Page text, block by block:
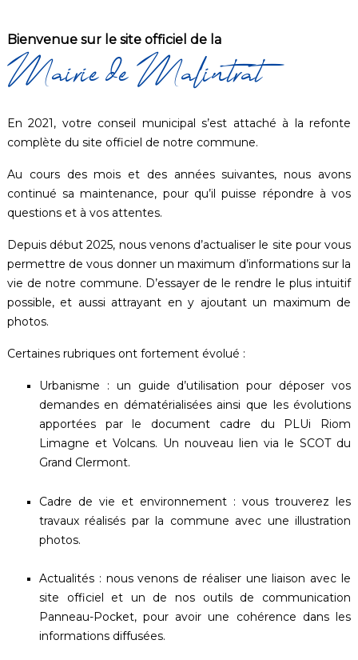
Bienvenue sur le site officiel de la
Mairie de Malintrat
En 2021, votre conseil municipal s’est attaché à la refonte
complète du site officiel de notre commune.
Au cours des mois et des années suivantes, nous avons
continué sa maintenance, pour qu’il puisse répondre à vos
questions et à vos attentes.
Depuis début 2025, nous venons d’actualiser le site pour vous
permettre de vous donner un maximum d’informations sur la
vie de notre commune. D’essayer de le rendre le plus intuitif
possible, et aussi attrayant en y ajoutant un maximum de
photos.
Certaines rubriques ont fortement évolué :
Urbanisme : un guide d’utilisation pour déposer vos
demandes en dématérialisées ainsi que les évolutions
apportées par le document cadre du PLUi Riom
Limagne et Volcans. Un nouveau lien via le SCOT du
Grand Clermont.
Cadre de vie et environnement : vous trouverez les
travaux réalisés par la commune avec une illustration
photos.
Actualités : nous venons de réaliser une liaison avec le
site officiel et un de nos outils de communication
Panneau-Pocket, pour avoir une cohérence dans les
informations diffusées.